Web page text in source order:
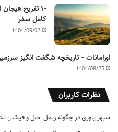
۱۰ تفریح
کامل سفر
1404/09/02
اورامانات – تاریخچه شگفت انگیز
1404/08/25
نظرات کاربران
سپهر یاوریدر چگونه ریمل اصل و فیک